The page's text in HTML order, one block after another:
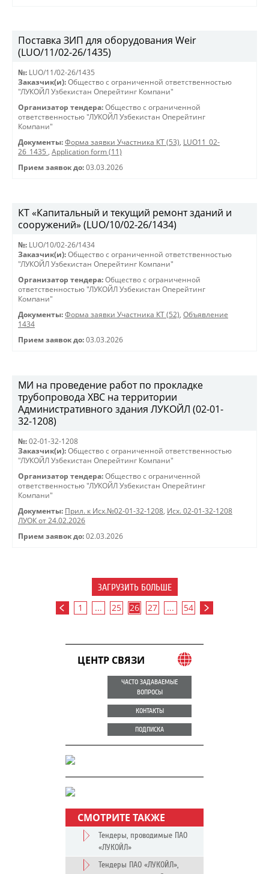
Поставка ЗИП для оборудования Weir
(LUO/11/02-26/1435)
№: LUO/11/02-26/1435
Заказчик(и): Общество с ограниченной ответственностью
"ЛУКОЙЛ Узбекистан Оперейтинг Компани"
Организатор тендера: Общество с ограниченной
ответственностью "ЛУКОЙЛ Узбекистан Оперейтинг
Компани"
Документы: Форма заявки Участника КТ (53), LUO11_02-
26_1435 , Application form (11)
Прием заявок до: 03.03.2026
КТ «Капитальный и текущий ремонт зданий и
сооружений» (LUO/10/02-26/1434)
№: LUO/10/02-26/1434
Заказчик(и): Общество с ограниченной ответственностью
"ЛУКОЙЛ Узбекистан Оперейтинг Компани"
Организатор тендера: Общество с ограниченной
ответственностью "ЛУКОЙЛ Узбекистан Оперейтинг
Компани"
Документы: Форма заявки Участника КТ (52), Объявление
1434
Прием заявок до: 03.03.2026
МИ на проведение работ по прокладке
трубопровода ХВС на территории
Административного здания ЛУКОЙЛ (02-01-
32-1208)
№: 02-01-32-1208
Заказчик(и): Общество с ограниченной ответственностью
"ЛУКОЙЛ Узбекистан Оперейтинг Компани"
Организатор тендера: Общество с ограниченной
ответственностью "ЛУКОЙЛ Узбекистан Оперейтинг
Компани"
Документы: Прил. к Исх.№02-01-32-1208, Исх. 02-01-32-1208
ЛУОК от 24.02.2026
Прием заявок до: 02.03.2026
ЗАГРУЗИТЬ БОЛЬШЕ
1 ... 25 26 27 ... 54
ЦЕНТР СВЯЗИ
ЧАСТО ЗАДАВАЕМЫЕ
ВОПРОСЫ
КОНТАКТЫ
ПОДПИСКА
СМОТРИТЕ ТАКЖЕ
Тендеры, проводимые ПАО
«ЛУКОЙЛ»
Тендеры ПАО «ЛУКОЙЛ»,